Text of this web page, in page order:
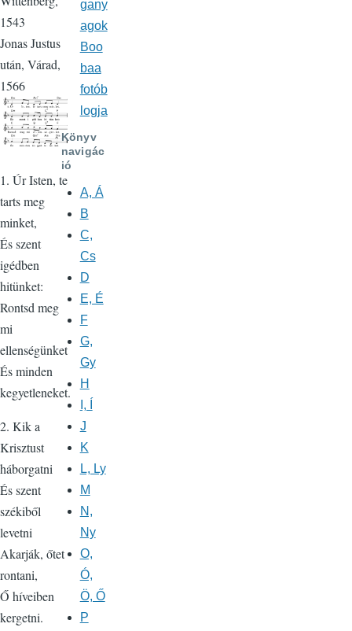
1543
Jonas Justus
után, Várad,
1566
1. Úr Isten, te
tarts meg
minket,
És szent
igédben
hitünket:
Rontsd meg
mi
ellenségünket
És minden
kegyetleneket.
2. Kik a
Krisztust
háborgatni
És szent
székiből
levetni
Akarják, őtet
rontani,
Ő híveiben
kergetni.
gany
agok
Boo
baa
fotób
logja
Könyv
navigác
ió
A, Á
B
C,
Cs
D
E, É
F
G,
Gy
H
I, Í
J
K
L, Ly
M
N,
Ny
O,
Ó,
Ö, Ő
P